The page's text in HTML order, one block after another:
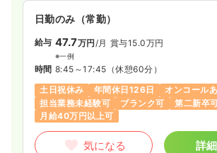
日勤のみ（常勤）
給与 47.7万円/月 賞与15.0万円
※一例
時間 8:45～17:45 （休憩60分）
土日祝休み
年間休日126日
オンコール
担当業務未経験可
ブランク可
第二新卒
月給40万円以上可
気になる 詳